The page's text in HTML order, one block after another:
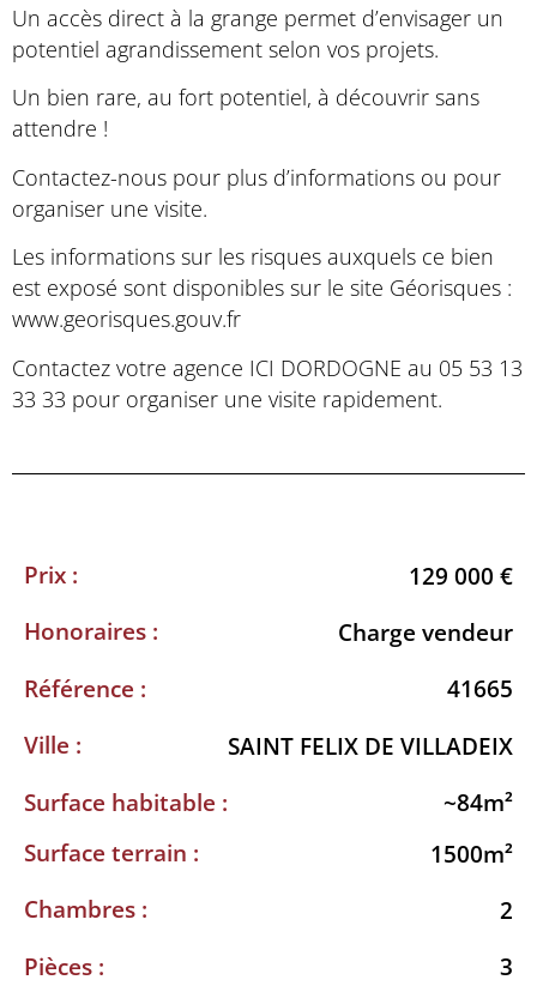
Un accès direct à la grange permet d’envisager un
potentiel agrandissement selon vos projets.
Un bien rare, au fort potentiel, à découvrir sans
attendre !
Contactez-nous pour plus d’informations ou pour
organiser une visite.
Les informations sur les risques auxquels ce bien
est exposé sont disponibles sur le site Géorisques :
www.georisques.gouv.fr
Contactez votre agence ICI DORDOGNE au 05 53 13
33 33 pour organiser une visite rapidement.
Prix :
129 000 €
Honoraires :
Charge vendeur
Référence :
41665
Ville :
SAINT FELIX DE VILLADEIX
Surface habitable :
~84m²
Surface terrain :
1500m²
Chambres :
2
Pièces :
3